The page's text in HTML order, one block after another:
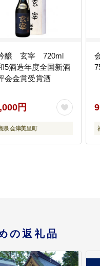
醸 玄宰 720ml
5酒造年度全国新酒
会金賞受賞酒
円
県 会津美里町
の返礼品